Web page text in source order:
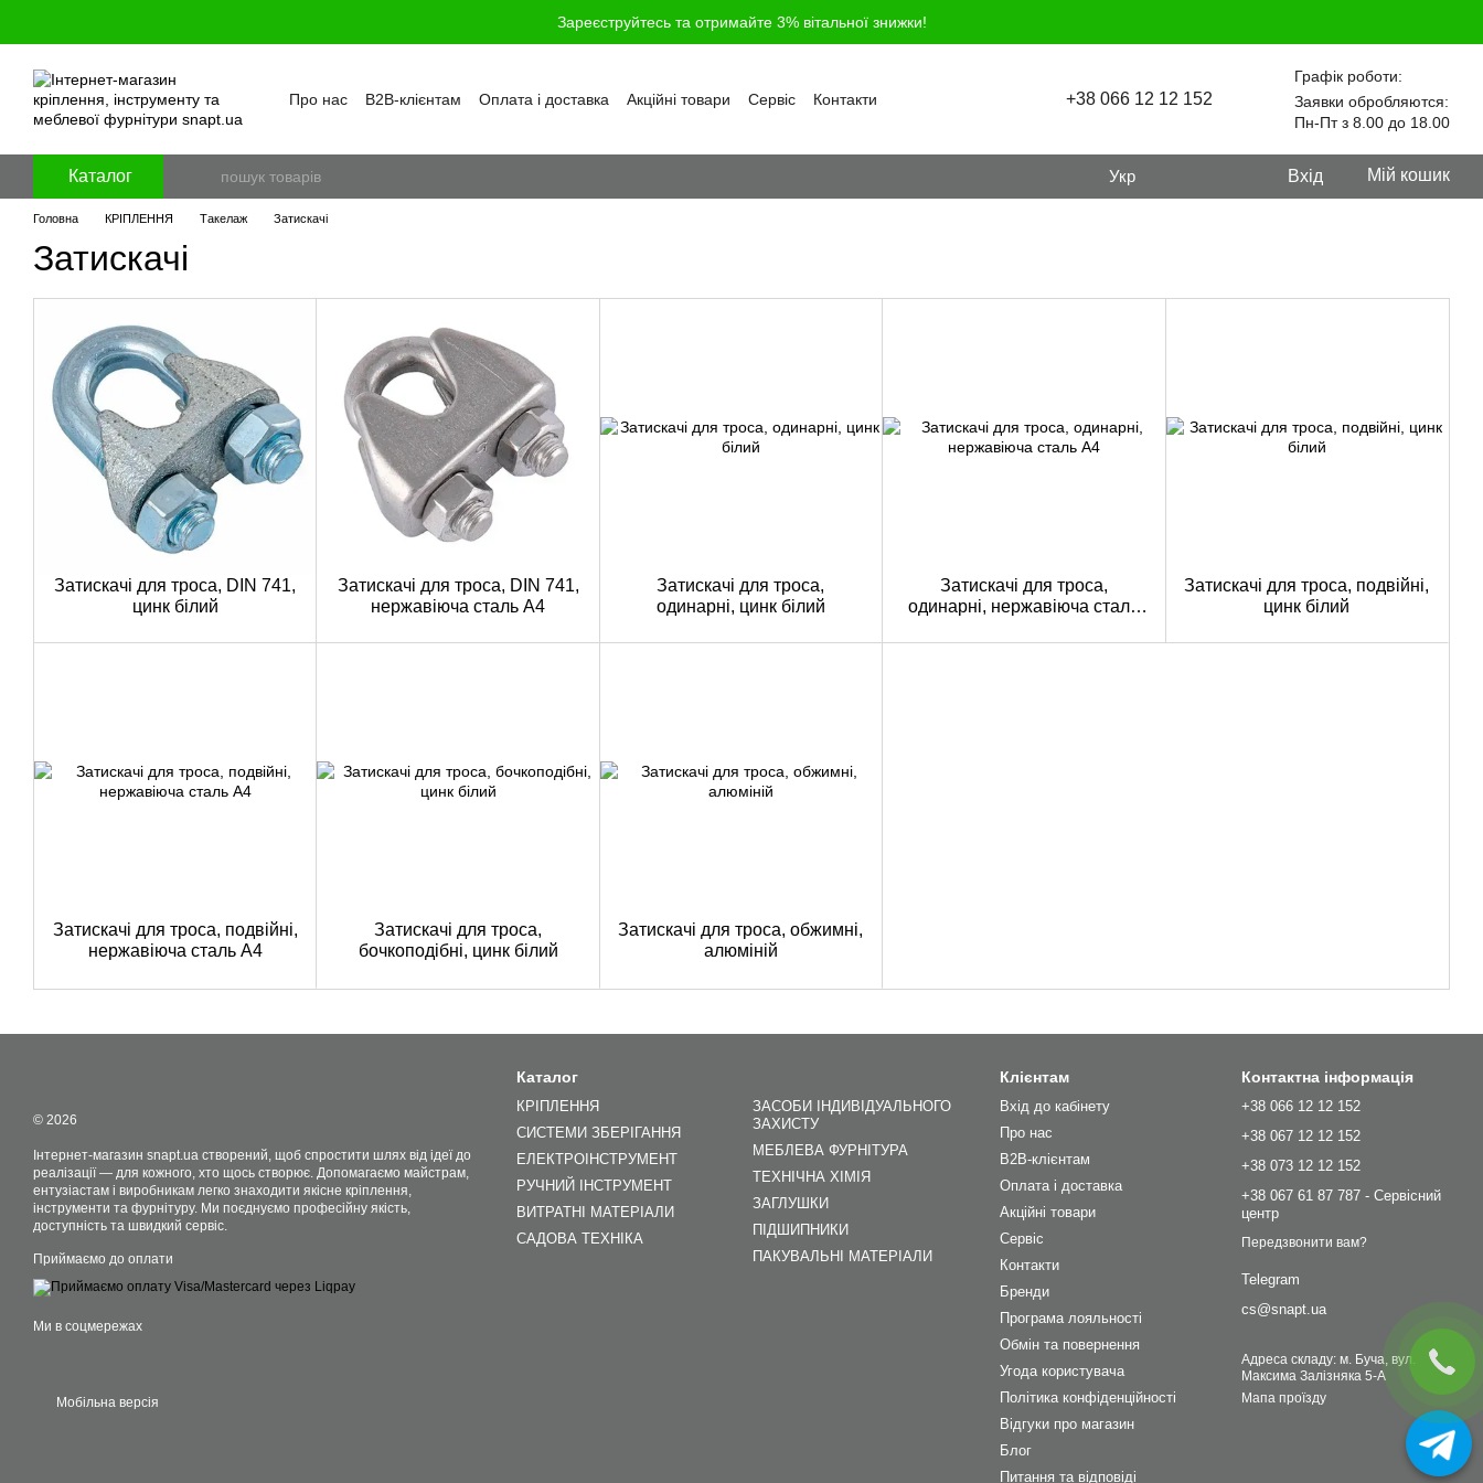
Зареєструйтесь та отримайте 3% вітальної знижки!
Про нас B2B-клієнтам Оплата і доставка Акційні товари Сервіс
Контакти
+38 066 12 12 152
Графік роботи:
Заявки обробляются:
Пн-Пт з 8.00 до 18.00
Каталог Укр Вхід Мій кошик
Головна КРІПЛЕННЯ Такелаж Затискачі
Затискачі
Затискачі для троса, DIN 741,
цинк білий
Затискачі для троса, DIN 741,
нержавіюча сталь A4
Затискачі для троса,
одинарні, цинк білий
Затискачі для троса,
одинарні, нержавіюча сталь
Затискачі для троса, подвійні,
цинк білий
Затискачі для троса, подвійні,
нержавіюча сталь A4
Затискачі для троса,
бочкоподібні, цинк білий
Затискачі для троса, обжимні,
алюміній
© 2026
Інтернет-магазин snapt.ua створений, щоб спростити шлях від ідеї до
реалізації — для кожного, хто щось створює. Допомагаємо майстрам,
ентузіастам і виробникам легко знаходити якісне кріплення,
інструменти та фурнітуру. Ми поєднуємо професійну якість,
доступність та швидкий сервіс.
Приймаємо до оплати
Ми в соцмережах
Мобільна версія
Каталог
КРІПЛЕННЯ
СИСТЕМИ ЗБЕРІГАННЯ
ЕЛЕКТРОІНСТРУМЕНТ
РУЧНИЙ ІНСТРУМЕНТ
ВИТРАТНІ МАТЕРІАЛИ
САДОВА ТЕХНІКА
ЗАСОБИ ІНДИВІДУАЛЬНОГО
ЗАХИСТУ
МЕБЛЕВА ФУРНІТУРА
ТЕХНІЧНА ХІМІЯ
ЗАГЛУШКИ
ПІДШИПНИКИ
ПАКУВАЛЬНІ МАТЕРІАЛИ
Клієнтам
Вхід до кабінету
Про нас
B2B-клієнтам
Оплата і доставка
Акційні товари
Сервіс
Контакти
Бренди
Програма лояльності
Обмін та повернення
Угода користувача
Політика конфіденційності
Відгуки про магазин
Блог
Питання та відповіді
Контактна інформація
+38 066 12 12 152
+38 067 12 12 152
+38 073 12 12 152
+38 067 61 87 787 - Сервісний
центр
Передзвонити вам?
Telegram
cs@snapt.ua
Адреса складу: м. Буча, вул.
Максима Залізняка 5-А
Мапа проїзду